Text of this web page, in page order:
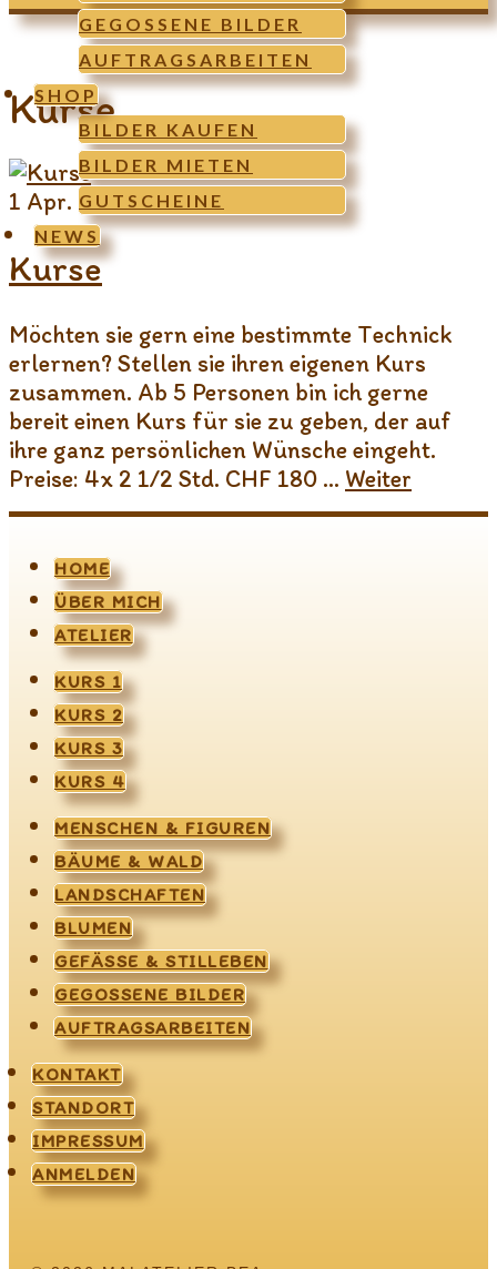
GEGOSSENE BILDER
AUFTRAGSARBEITEN
SHOP
BILDER KAUFEN
BILDER MIETEN
GUTSCHEINE
NEWS
Kurse
1 Apr. 2018
Kurse
Möchten sie gern eine bestimmte Technick
erlernen? Stellen sie ihren eigenen Kurs
zusammen. Ab 5 Personen bin ich gerne
bereit einen Kurs für sie zu geben, der auf
ihre ganz persönlichen Wünsche eingeht.
Preise: 4x 2 1/2 Std. CHF 180 … Weiter
HOME
ÜBER MICH
ATELIER
KURS 1
KURS 2
KURS 3
KURS 4
MENSCHEN & FIGUREN
BÄUME & WALD
LANDSCHAFTEN
BLUMEN
GEFÄSSE & STILLEBEN
GEGOSSENE BILDER
AUFTRAGSARBEITEN
KONTAKT
STANDORT
IMPRESSUM
ANMELDEN